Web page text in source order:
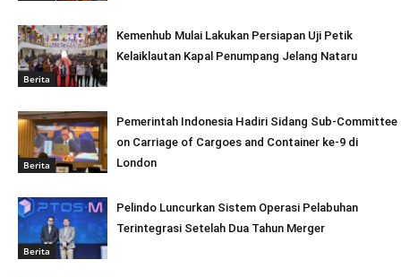
Berita
Kemenhub Mulai Lakukan Persiapan Uji Petik
Kelaiklautan Kapal Penumpang Jelang Nataru
Berita
Pemerintah Indonesia Hadiri Sidang Sub-Committee
on Carriage of Cargoes and Container ke-9 di
London
Berita
Pelindo Luncurkan Sistem Operasi Pelabuhan
Terintegrasi Setelah Dua Tahun Merger